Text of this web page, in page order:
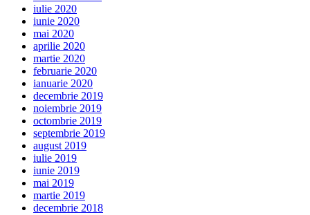
iulie 2020
iunie 2020
mai 2020
aprilie 2020
martie 2020
februarie 2020
ianuarie 2020
decembrie 2019
noiembrie 2019
octombrie 2019
septembrie 2019
august 2019
iulie 2019
iunie 2019
mai 2019
martie 2019
decembrie 2018